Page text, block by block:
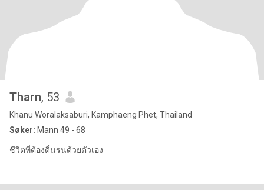
Tharn, 53
Khanu Woralaksaburi, Kamphaeng Phet, Thailand
Søker: Mann 49 - 68
ชีวิตที่ต้องดิ้นรนด้วยตัวเอง